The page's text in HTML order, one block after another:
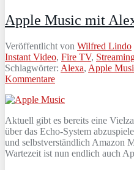
Apple Music mit
Veröffentlicht von Wilfred Lindo
Instant Video, Fire TV,
Schlagwörter: Alexa, Apple
Kommentare
Aktuell gibt es bereits eine
über das Echo-System
und selbstverständlich Amazon
Wartezeit ist nun endlich auch